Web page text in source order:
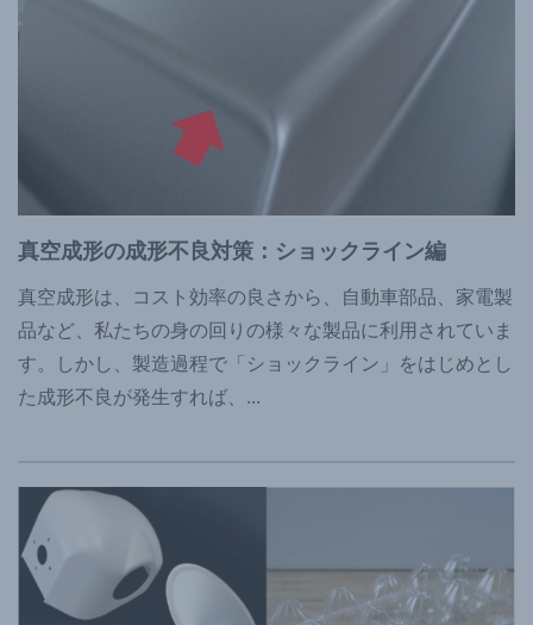
真空成形の成形不良対策：ショックライン編
真空成形は、コスト効率の良さから、自動車部品、家電製
品など、私たちの身の回りの様々な製品に利用されていま
す。しかし、製造過程で「ショックライン」をはじめとし
た成形不良が発生すれば、 ...